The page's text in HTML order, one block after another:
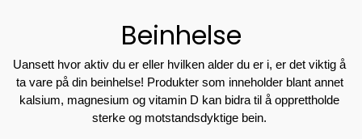
Beinhelse
Uansett hvor aktiv du er eller hvilken alder du er i, er det viktig å
ta vare på din beinhelse! Produkter som inneholder blant annet
kalsium, magnesium og vitamin D kan bidra til å opprettholde
sterke og motstandsdyktige bein.